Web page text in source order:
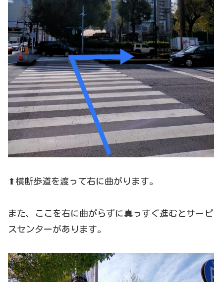
⬆横断歩道を渡って右に曲がります。
また、ここを右に曲がらずに真っすぐ進むとサービ
スセンターがあります。